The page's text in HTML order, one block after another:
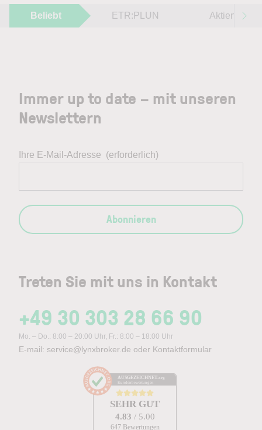
Beliebt ETR:PLUN Aktien im
Treten Sie mit uns in Kontakt
+49 30 303 28 66 90
Mo. – Do.: 8:00 – 20:00 Uhr, Fr.: 8:00 – 18:00 Uhr
E-mail: service@lynxbroker.de oder Kontaktformular
AUSGEZEICHNET .org
Kundenbewertungen
SEHR GUT
4.83 / 5.00
647 Bewertungen
Immer up to date – mit unseren
Newslettern
Ihre E-Mail-Adresse (erforderlich)
Abonnieren